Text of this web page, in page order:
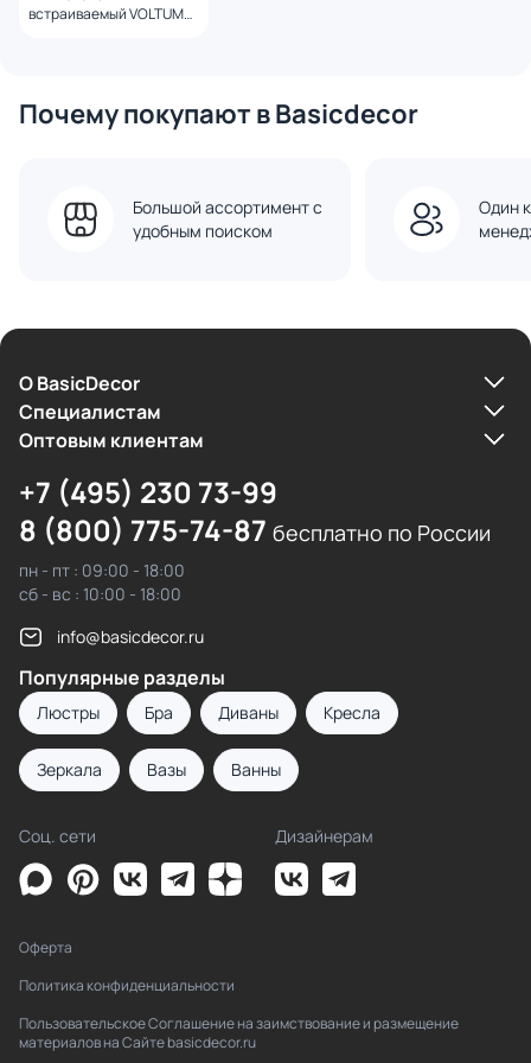
встраиваемый VOLTUM
Почему покупают в Basicdecor
Большой ассортимент с
удобным поиском
Один
О BasicDecor
Cпециалистам
Оптовым клиентам
+7 (495) 230 73-99
8 (800) 775-74-87 бесплатно по России
пн - пт : 09:00 - 18:00
сб - вс : 10:00 - 18:00
info@basicdecor.ru
Популярные разделы
Люстры Бра Диваны Кресла
Зеркала Вазы Ванны
Соц. сети Дизайнерам
Оферта
Политика конфиденциальности
Пользовательское Соглашение на заимствование и размещение
материалов на Сайте basicdecor.ru